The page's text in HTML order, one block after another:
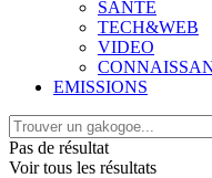
SANTE
TECH&WEB
VIDEO
EMISSIONS
Pas de résultat
Voir tous les résultats